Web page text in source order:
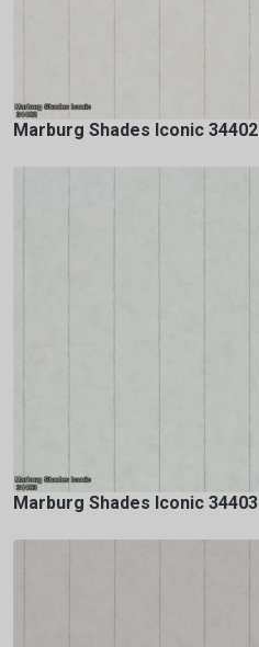
Marburg Shades Iconic 34402
Marburg Shades Iconic 34403